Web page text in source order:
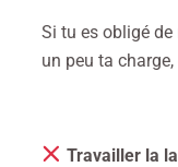
Si tu es obligé
un peu ta
Travailler la